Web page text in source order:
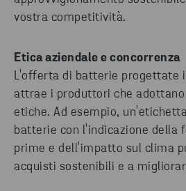
vostra competitività.
Etica aziendale e concorrenza
L'offerta di batterie progettate
attrae i produttori che
etiche. Ad esempio,
batterie con l'indicazione della
prime e dell'impatto sul clima
acquisti sostenibili e a